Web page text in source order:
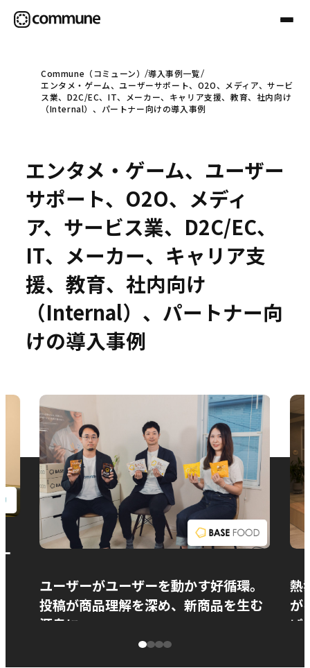
Communeについて
事例
お役立ち情報
Commune（コミューン）
導入事例一覧
エンタメ・ゲーム、ユーザーサポート、O2O、メディア、サービ
ス業、D2C/EC、IT、メーカー、キャリア支援、教育、社内向け
（Internal）、パートナー向けの導入事例
エンタメ・ゲーム、ユーザー
サポート、O2O、メディ
ア、サービス業、D2C/EC、
IT、メーカー、キャリア支
援、教育、社内向け
（Internal）、パートナー向
けの導入事例
ユーザーがユーザーを動かす好循環。
投稿が商品理解を深め、新商品を生む
源泉に
熱
が
ぱ